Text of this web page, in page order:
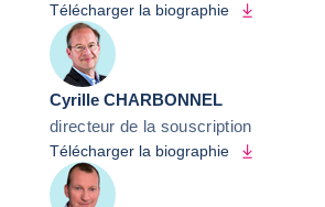
Télécharger la biographie
Cyrille CHARBONNEL
directeur de la souscription
Télécharger la biographie